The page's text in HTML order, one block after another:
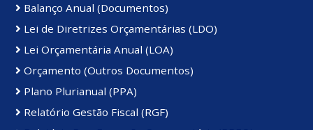
Balanço Anual (Documentos)
Lei de Diretrizes Orçamentárias (LDO)
Lei Orçamentária Anual (LOA)
Orçamento (Outros Documentos)
Plano Plurianual (PPA)
Relatório Gestão Fiscal (RGF)